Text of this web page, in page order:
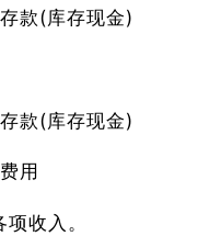
款(库存现金)
款(库存现金)
用
收入。